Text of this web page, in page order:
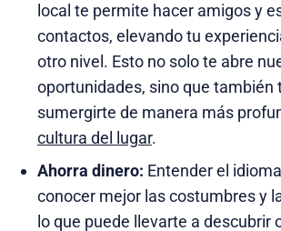
local te permite hacer amigos y
contactos, elevando tu
otro nivel. Esto no solo te abre
oportunidades, sino que también
sumergirte de manera más
cultura del lugar.
Ahorra dinero: Entender el
conocer mejor las costumbres y
lo que puede llevarte a descubrir